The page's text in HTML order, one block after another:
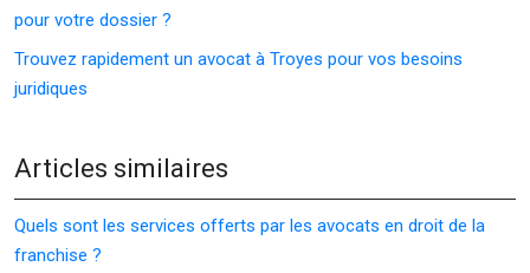
pour votre dossier ?
Trouvez rapidement un avocat à Troyes pour vos besoins
juridiques
Articles similaires
Quels sont les services offerts par les avocats en droit de la
franchise ?